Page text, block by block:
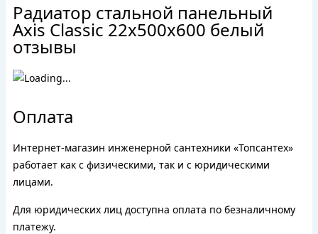
Радиатор стальной панельный
Axis Classic 22х500х600 белый
отзывы
Оплата
Интернет-магазин инженерной сантехники «Топсантех»
работает как с физическими, так и с юридическими
лицами.
Для юридических лиц доступна оплата по безналичному
платежу.